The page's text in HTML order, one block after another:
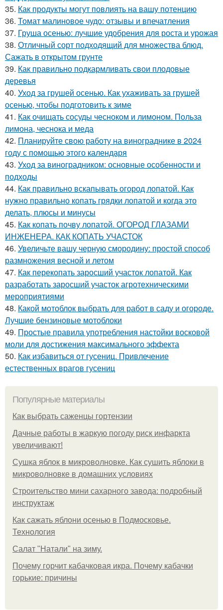
35. Как продукты могут повлиять на вашу потенцию
36. Томат малиновое чудо: отзывы и впечатления
37. Груша осенью: лучшие удобрения для роста и урожая
38. Отличный сорт подходящий для множества блюд.
Сажать в открытом грунте
39. Как правильно подкармливать свои плодовые
деревья
40. Уход за грушей осенью. Как ухаживать за грушей
осенью, чтобы подготовить к зиме
41. Как очищать сосуды чесноком и лимоном. Польза
лимона, чеснока и меда
42. Планируйте свою работу на винограднике в 2024
году с помощью этого календаря
43. Уход за виноградником: основные особенности и
подходы
44. Как правильно вскапывать огород лопатой. Как
нужно правильно копать грядки лопатой и когда это
делать, плюсы и минусы
45. Как копать почву лопатой. ОГОРОД ГЛАЗАМИ
ИНЖЕНЕРА. КАК КОПАТЬ УЧАСТОК
46. Увеличьте вашу черную смородину: простой способ
размножения весной и летом
47. Как перекопать заросший участок лопатой. Как
разработать заросший участок агротехническими
мероприятиями
48. Какой мотоблок выбрать для работ в саду и огороде.
Лучшие бензиновые мотоблоки
49. Простые правила употребления настойки восковой
моли для достижения максимального эффекта
50. Как избавиться от гусениц. Привлечение
естественных врагов гусениц
Популярные материалы
Как выбрать саженцы гортензии
Дачные работы в жаркую погоду риск инфаркта
увеличивают!
Сушка яблок в микроволновке. Как сушить яблоки в
микроволновке в домашних условиях
Строительство мини сахарного завода: подробный
инструктаж
Как сажать яблони осенью в Подмосковье.
Технология
Caлaт "Нaтaли" нa зиму.
Почему горчит кабачковая икра. Почему кабачки
горькие: причины